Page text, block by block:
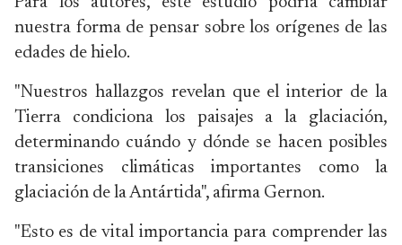
nuestra forma de pensar sobre los orígenes de las
edades de hielo.
"Nuestros hallazgos revelan que el interior de la
Tierra condiciona los paisajes a la glaciación,
determinando cuándo y dónde se hacen posibles
transiciones climáticas importantes como la
glaciación de la Antártida", afirma Gernon.
"Esto es de vital importancia para comprender las